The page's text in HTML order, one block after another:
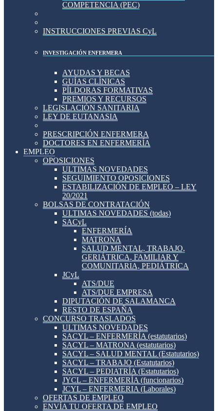
COMPETENCIA (PEC)
INSTRUCCIONES PREVIAS CyL
INVESTIGACIÓN ENFERMERA
AYUDAS Y BECAS
GUÍAS CLÍNICAS
PÍLDORAS FORMATIVAS
PREMIOS Y RECURSOS
LEGISLACIÓN SANITARIA
LEY DE EUTANASIA
PRESCRIPCIÓN ENFERMERA
DOCTORES EN ENFERMERÍA
EMPLEO
OPOSICIONES
ULTIMAS NOVEDADES
SEGUIMIENTO OPOSICIONES
ESTABILIZACIÓN DE EMPLEO – LEY
20/2021
BOLSAS DE CONTRATACIÓN
ULTIMAS NOVEDADES (todas)
SACyL
ENFERMERÍA
MATRONA
SALUD MENTAL, TRABAJO,
GERIÁTRICA, FAMILIAR Y
COMUNITARIA, PEDIÁTRICA
JCyL
ATS/DUE
ATS/DUE EMPRESA
DIPUTACIÓN DE SALAMANCA
RESTO DE ESPAÑA
CONCURSO TRASLADOS
ULTIMAS NOVEDADES
SACYL – ENFERMERÍA (estatutarios)
SACYL – MATRONA (estatutarios)
SACYL – SALUD MENTAL (Estatutarios)
SACYL – TRABAJO (Estatutarios)
SACYL – PEDIATRÍA (Estatutarios)
JYCL – ENFERMERÍA (funcionarios)
JCYL – ENFERMERIA (Laborales)
OFERTAS DE EMPLEO
ENVÍA TU OFERTA DE EMPLEO